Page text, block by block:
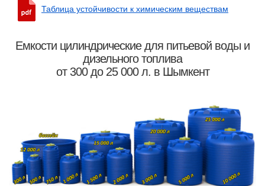
Таблица устойчивости к химическим веществам
Емкости цилиндрические для питьевой воды и
дизельного топлива
от 300 до 25 000 л. в Шымкент